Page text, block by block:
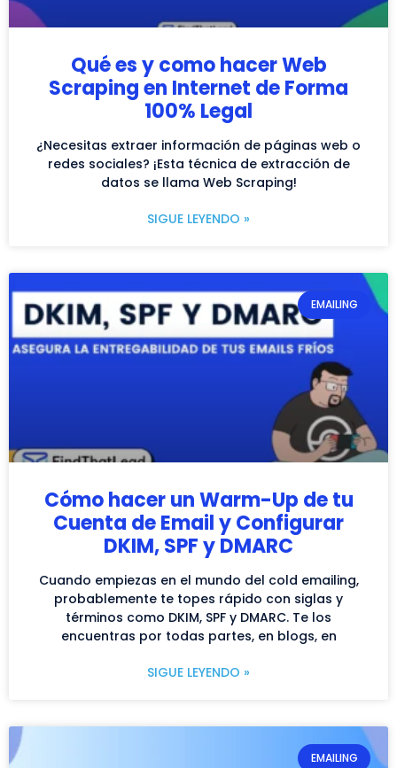
Qué es y como hacer Web
Scraping en Internet de Forma
100% Legal
¿Necesitas extraer información de páginas web o
redes sociales? ¡Esta técnica de extracción de
datos se llama Web Scraping!
SIGUE LEYENDO »
EMAILING
Cómo hacer un Warm-Up de tu
Cuenta de Email y Configurar
DKIM, SPF y DMARC
Cuando empiezas en el mundo del cold emailing,
probablemente te topes rápido con siglas y
términos como DKIM, SPF y DMARC. Te los
encuentras por todas partes, en blogs, en
SIGUE LEYENDO »
EMAILING